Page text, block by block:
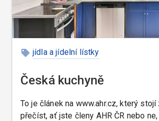
jídla a jídelní lístky
Česká kuchyně
To je článek na www.ahr.cz, který
přečíst, ať jste členy AHR ČR nebo